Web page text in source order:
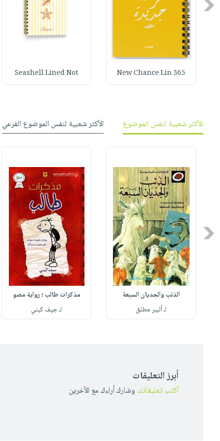
صابون
أطفال
مناسبات
فيديوهات
أسئلة
طرحها
كتابك
تواصل
معنا
عربة
التسوق
Previous
365 New Chance Lin
Seashell Lined Not
الأكثر شعبية لنفس الموضوع
الأكثر شعبية لنفس الموضوع الفرعي
Previous
الذئب والجديان السبعة
لـ ألبير مطلق
مذكرات طالب ؛ رواية مصو
لـ جيف كيني
أبرز التعليقات
أكتب تعليقاتك وشارك أراءك مع الأخرين